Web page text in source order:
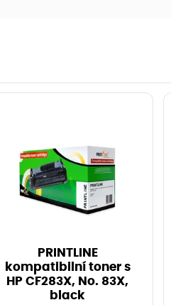
PRINTLINE
kompatibilní toner s
HP CF283X, No. 83X,
black